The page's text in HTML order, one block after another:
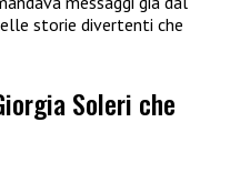
storie divertenti che
Soleri che